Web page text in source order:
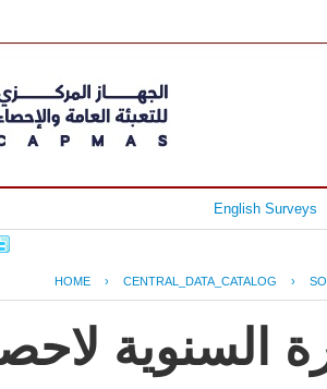
English Surveys
HOME › CENTRAL_DATA_CATALOG ›
السنوية